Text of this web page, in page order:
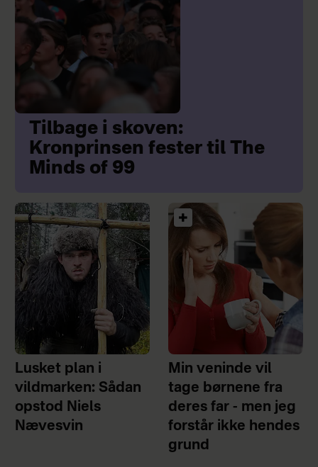
Tilbage i skoven:
Kronprinsen fester til The
Minds of 99
Lusket plan i
vildmarken: Sådan
opstod Niels
Nævesvin
Min veninde vil
tage børnene fra
deres far - men jeg
forstår ikke hendes
grund